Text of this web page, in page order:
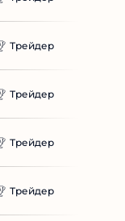
Трейдер
Трейдер
Трейдер
Трейдер
Трейдер